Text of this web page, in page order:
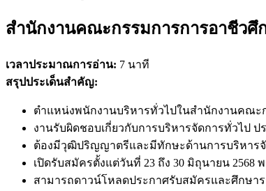
สำนักงานคณะกรรมการการอาชีวศึ
เวลาประมาณการอ่าน: 7 นาที
สรุปประเด็นสำคัญ:
ตำแหน่งพนักงานบริหารทั่วไปในสำนักงานคณะ
งานรับผิดชอบเกี่ยวกับการบริหารจัดการทั่วไป
ต้องมีวุฒิปริญญาตรีและมีทักษะด้านการบริหารจั
เปิดรับสมัครตั้งแต่วันที่ 23 ถึง 30 มิถุนายน
สามารถดาวน์โหลดประกาศรับสมัครและศึกษาร